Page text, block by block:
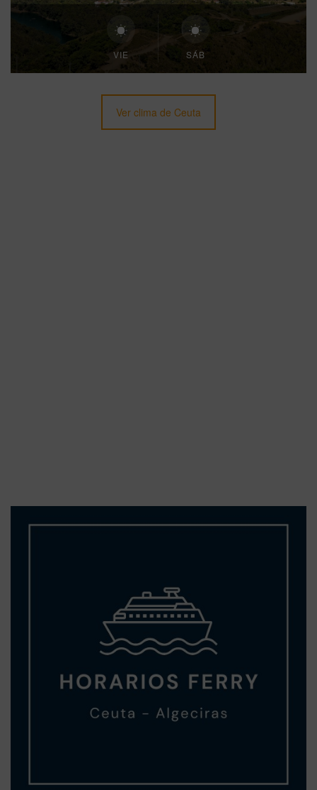
VIE SÁB
Ver clima de Ceuta